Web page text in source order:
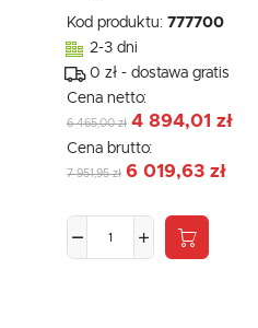
Kod produktu: 777700
2-3 dni
0 zł - dostawa gratis
Cena netto:
6 465,00 zł 4 894,01 zł
Cena brutto:
7 951,95 zł 6 019,63 zł